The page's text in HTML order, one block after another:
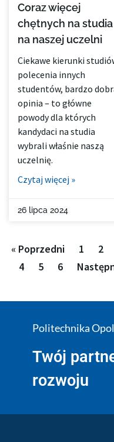
Coraz więcej
chętnych na studia
na naszej uczelni
Ciekawe kierunki
polecenia innych
studentów, bardzo
opinia – to główne
powody dla których
kandydaci na studia
wybrali właśnie naszą
uczelnię.
Czytaj więcej »
26 lipca 2024
« Poprzedni 1 2
4 5 6
Politechnika
Twój
rozwoju